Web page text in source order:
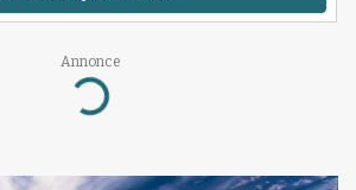
Annonce
Loading...